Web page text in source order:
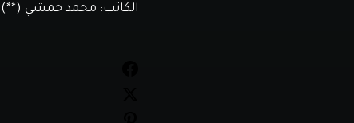
الكاتب: محمد حمشي (**)